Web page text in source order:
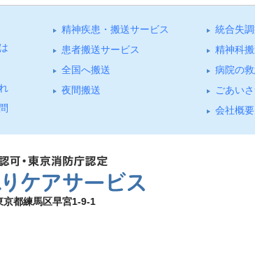
精神疾患・搬送サービス
患者搬送サービス
全国へ搬送
夜間搬送
統合失
精神科
病院の
ごあい
会社概要
京都練馬区早宮1-9-1